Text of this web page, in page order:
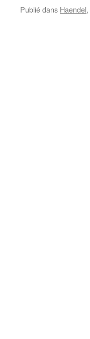
Publié dans Haendel,